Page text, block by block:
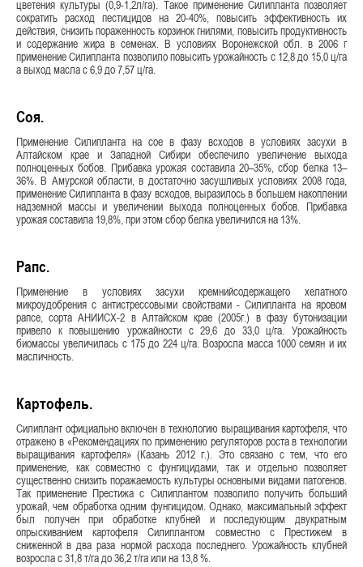
цветения культуры (0,9-1,2л/га). Такое применение Силипланта позволяет
сократить расход пестицидов на 20-40%, повысить эффективность их
действия, снизить пораженность корзинок гнилями, повысить продуктивность
и содержание жира в семенах. В условиях Воронежской обл. в 2006 г
применение Силипланта позволило повысить урожайность с 12,8 до 15,0 ц/га
а выход масла с 6,9 до 7,57 ц/га.
Соя.
Применение Силипланта на сое в фазу всходов в условиях засухи в
Алтайском крае и Западной Сибири обеспечило увеличение выхода
полноценных бобов. Прибавка урожая составила 20–35%, сбор белка 13–
36%. В Амурской области, в достаточно засушливых условиях 2008 года,
применение Силипланта в фазу всходов, выразилось в большем накоплении
надземной массы и увеличении выхода полноценных бобов. Прибавка
урожая составила 19,8%, при этом сбор белка увеличился на 13%.
Рапс.
Применение в условиях засухи кремнийсодержащего хелатного
микроудобрения с антистрессовыми свойствами - Силипланта на яровом
рапсе, сорта АНИИСХ-2 в Алтайском крае (2005г.) в фазу бутонизации
привело к повышению урожайности с 29,6 до 33,0 ц/га. Урожайность
биомассы увеличилась с 175 до 224 ц/га. Возросла масса 1000 семян и их
масличность.
Картофель.
Силиплант официально включен в технологию выращивания картофеля, что
отражено в «Рекомендациях по применению регуляторов роста в технологии
выращивания картофеля» (Казань 2012 г.). Это связано с тем, что его
применение, как совместно с фунгицидами, так и отдельно позволяет
существенно снизить поражаемость культуры основными видами патогенов.
Так применение Престижа с Силиплантом позволило получить больший
урожай, чем обработка одним фунгицидом. Однако, максимальный эффект
был получен при обработке клубней и последующим двукратным
опрыскиванием картофеля Силиплантом совместно с Престижем в
сниженной в два раза нормой расхода последнего. Урожайность клубней
возросла с 31,8 т/га до 36,2 т/га или на 13,8 %.